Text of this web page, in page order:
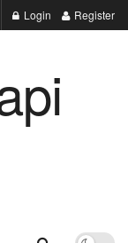
Login Register